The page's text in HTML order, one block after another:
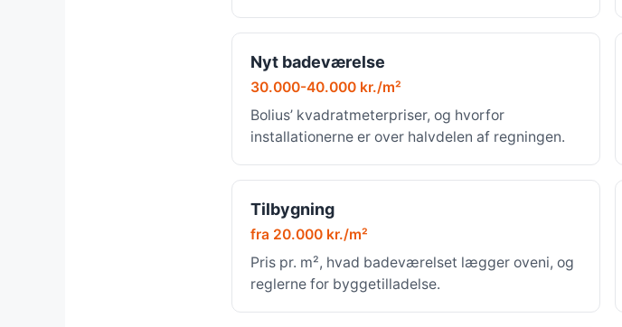
Nyt badeværelse
30.000-40.000 kr./m²
Bolius’ kvadratmeterpriser, og hvorfor
installationerne er over halvdelen af regningen.
Tilbygning
fra 20.000 kr./m²
Pris pr. m², hvad badeværelset lægger oveni, og
reglerne for byggetilladelse.